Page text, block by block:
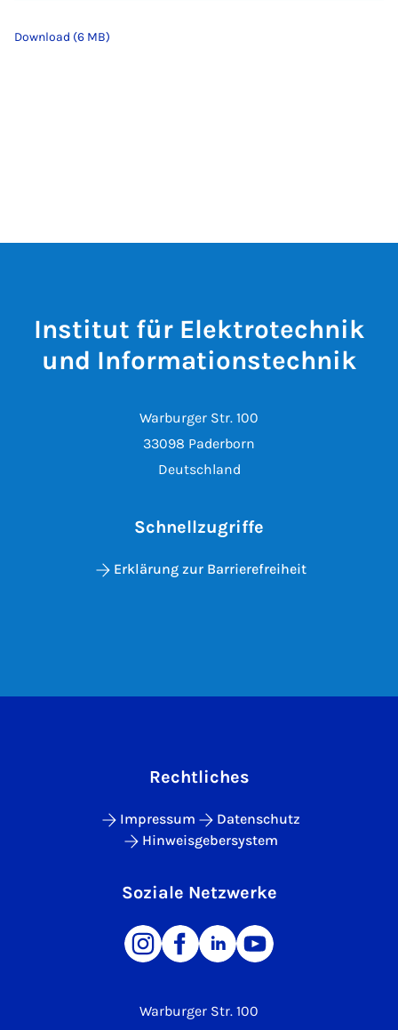
Download (6 MB)
Institut für Elektrotechnik
und Informationstechnik
Warburger Str. 100
33098 Paderborn
Deutschland
Schnellzugriffe
Erklärung zur Barrierefreiheit
Warburger Str. 100
Rechtliches
Impressum
Datenschutz
Hinweisgebersystem
Soziale Netzwerke